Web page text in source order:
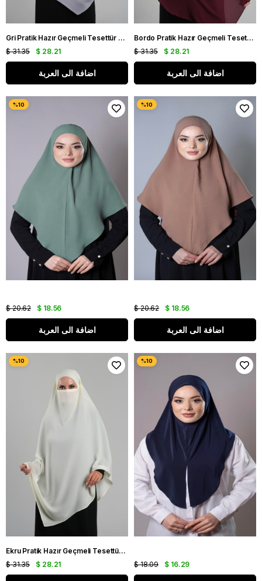
Gri Pratik Hazır Geçmeli Tesettür Eşarp Krep Bağcıklı Sufle Hijab 2313_15
$ 28.21
$ 31.35
اضافة الى العربة
Bordo Pratik Hazır Geçmeli Tesettür Eşarp Krep Bağcıklı Sufle Hijab 2313_16
$ 28.21
$ 31.35
اضافة الى العربة
$ 18.56
$ 20.62
اضافة الى العربة
$ 18.56
$ 20.62
اضافة الى العربة
Ekru Pratik Hazır Geçmeli Tesettür Eşarp Krep Bağcıklı Sufle Hijab 2313_27
$ 28.21
$ 31.35 $ 16.29
$ 18.09